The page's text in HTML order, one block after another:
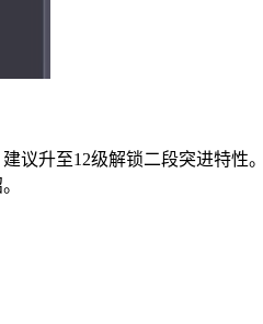
议升至12级解锁二段突进特